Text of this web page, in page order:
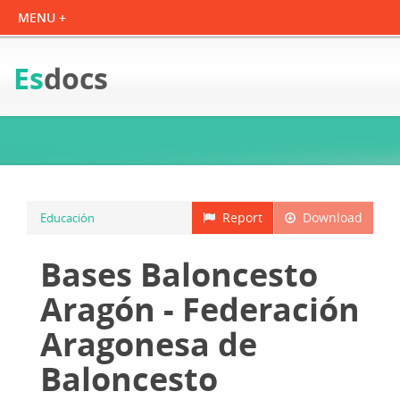
Esdocs
Download
Report
Educación
Bases Baloncesto
Aragón - Federación
Aragonesa de
Baloncesto